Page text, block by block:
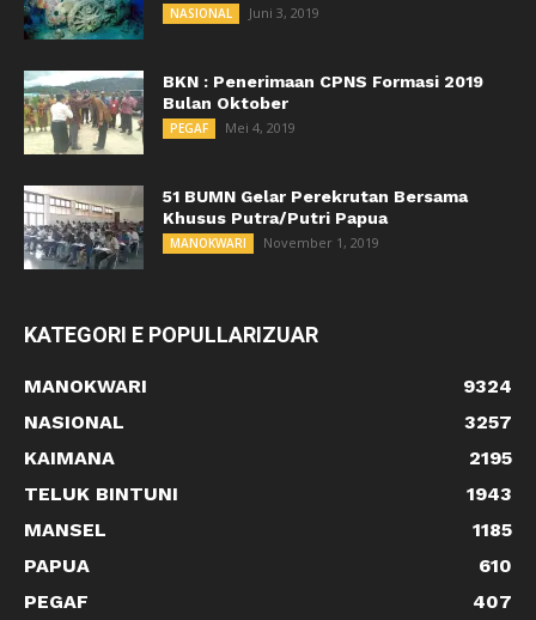
NASIONAL Juni 3, 2019
BKN : Penerimaan CPNS Formasi 2019
Bulan Oktober
PEGAF Mei 4, 2019
51 BUMN Gelar Perekrutan Bersama
Khusus Putra/Putri Papua
MANOKWARI November 1, 2019
KATEGORI E POPULLARIZUAR
MANOKWARI
9324
NASIONAL
3257
KAIMANA
2195
TELUK BINTUNI
1943
MANSEL
1185
PAPUA
610
PEGAF
407